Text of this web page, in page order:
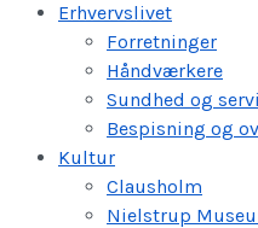
Erhvervslivet
Forretninger
Håndværkere
Sundhed og
Bespisning og
Kultur
Clausholm
Nielstrup